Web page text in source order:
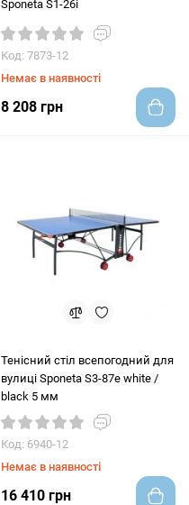
Sponeta S1-26i
Код: 7873-12
Немає в наявності
8 208 грн
Тенісний стіл всепогодний для
вулиці Sponeta S3-87е white /
black 5 мм
Код: 6940-12
Немає в наявності
16 410 грн